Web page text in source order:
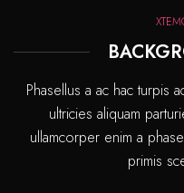
Phasellus a ac hac turpis
ultricies aliquam
ullamcorper enim a
primis